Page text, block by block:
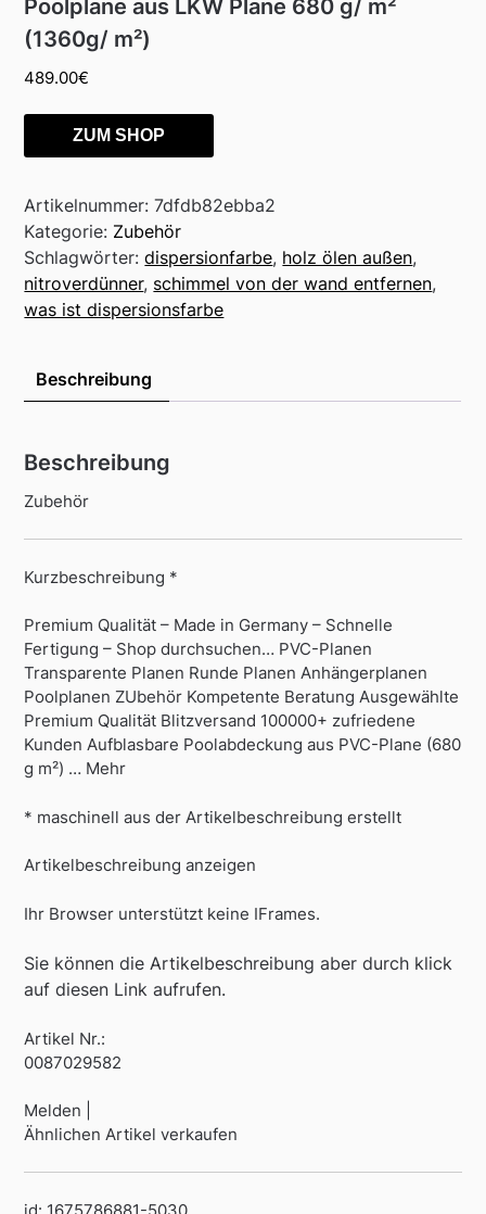
Poolplane aus LKW Plane 680 g/ m²
(1360g/ m²)
489.00€
ZUM SHOP
Artikelnummer:7dfdb82ebba2
Kategorie: Zubehör
Schlagwörter:dispersionfarbe, holz ölen außen,
nitroverdünner, schimmel von der wand entfernen,
was ist dispersionsfarbe
Beschreibung
Beschreibung
Zubehör
Kurzbeschreibung *
Premium Qualität – Made in Germany – Schnelle
Fertigung – Shop durchsuchen… PVC-Planen
Transparente Planen Runde Planen Anhängerplanen
Poolplanen ZUbehör Kompetente Beratung Ausgewählte
Premium Qualität Blitzversand 100000+ zufriedene
Kunden Aufblasbare Poolabdeckung aus PVC-Plane (680
g m²) … Mehr
* maschinell aus der Artikelbeschreibung erstellt
Artikelbeschreibung anzeigen
Ihr Browser unterstützt keine IFrames.
Sie können die Artikelbeschreibung aber durch klick
auf diesen Link aufrufen.
Artikel Nr.:
0087029582
Melden |
Ähnlichen Artikel verkaufen